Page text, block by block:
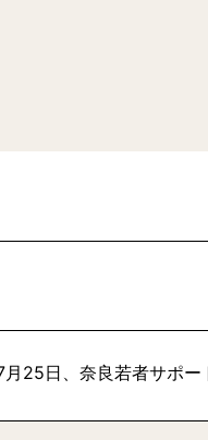
25日、奈良若者サポ